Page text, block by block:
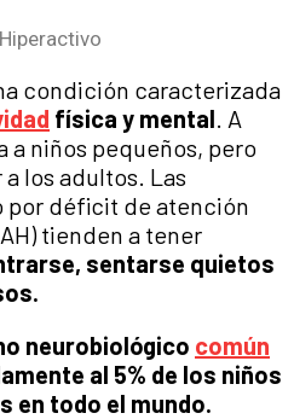
condición caracterizada
física y mental. A
niños pequeños, pero
los adultos. Las
por déficit de atención
tienden a tener
sentarse quietos
neurobiológico común
al 5% de los niños
en todo el mundo.